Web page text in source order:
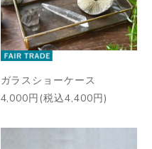
ガラスショーケース
4,000円(税込4,400円)